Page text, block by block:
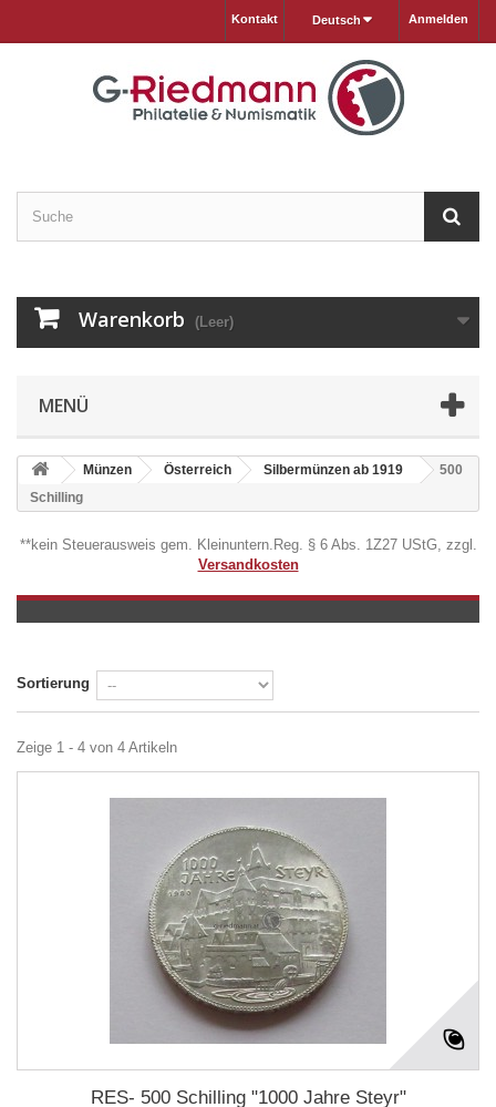
Anmelden
Deutsch
Kontakt
Warenkorb (Leer)
MENÜ
Münzen Österreich Silbermünzen ab 1919
500
Schilling
**kein Steuerausweis gem. Kleinuntern.Reg. § 6 Abs. 1Z27 UStG, zzgl.
Versandkosten
Sortierung
Zeige 1 - 4 von 4 Artikeln
RES- 500 Schilling "1000 Jahre Steyr"